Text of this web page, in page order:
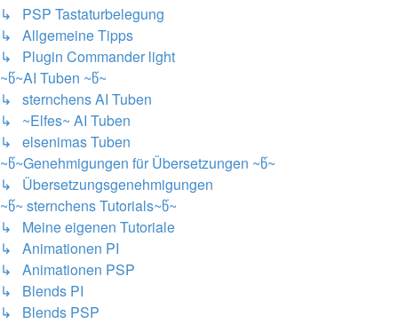
↳ PSP Tastaturbelegung
↳ Allgemeine Tipps
↳ Plugin Commander light
~წ~AI Tuben ~წ~
↳ sternchens AI Tuben
↳ ~Elfes~ AI Tuben
↳ elsenimas Tuben
~წ~Genehmigungen für Übersetzungen ~წ~
↳ Übersetzungsgenehmigungen
~წ~ sternchens Tutorials~წ~
↳ Meine eigenen Tutoriale
↳ Animationen PI
↳ Animationen PSP
↳ Blends PI
↳ Blends PSP